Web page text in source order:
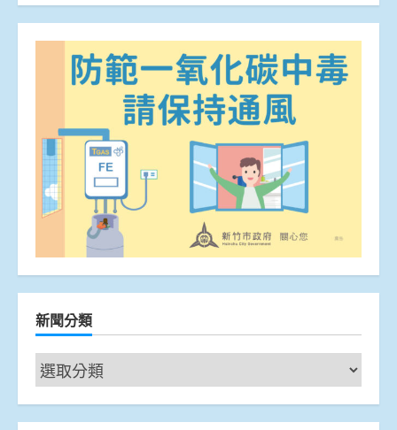
新聞分類
新
聞
分